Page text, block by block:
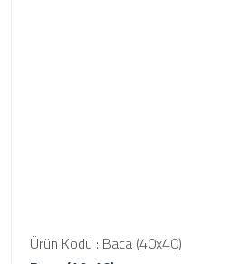
Ürün Kodu : Baca (40x40)